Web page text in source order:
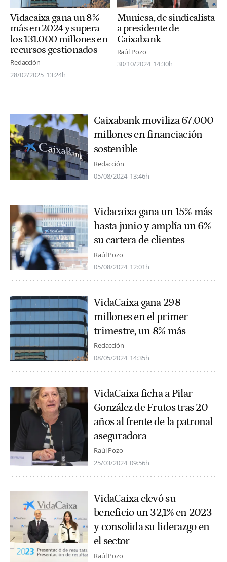
Vidacaixa gana un 8%
más en 2024 y supera
los 131.000 millones en
recursos gestionados
Redacción
28/02/2025 13:24h
Muniesa, de sindicalista
a presidente de
Caixabank
Raúl Pozo
30/10/2024 14:30h
Caixabank moviliza 67.000
millones en financiación
sostenible
Redacción
05/08/2024 13:46h
Vidacaixa gana un 15% más
hasta junio y amplía un 6%
su cartera de clientes
Raúl Pozo
05/08/2024 12:01h
VidaCaixa gana 298
millones en el primer
trimestre, un 8% más
Redacción
08/05/2024 14:35h
VidaCaixa ficha a Pilar
González de Frutos tras 20
años al frente de la patronal
aseguradora
Raúl Pozo
25/03/2024 09:56h
VidaCaixa elevó su
beneficio un 32,1% en 2023
y consolida su liderazgo en
el sector
Raúl Pozo